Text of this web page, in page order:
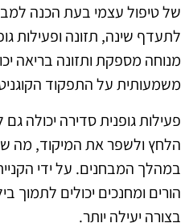
של טיפול עצמי בעת הכנה
לתעדף שינה, תזונה ופעילות
מנוחה מספקת ותזונה בריאה
משמעותית על התפקוד
פעילות גופנית סדירה יכולה
הלחץ ולשפר את המיקוד, מה
במהלך המבחנים. על ידי
הורים ומחנכים יכולים לתמוך
בצורה יעילה יותר.